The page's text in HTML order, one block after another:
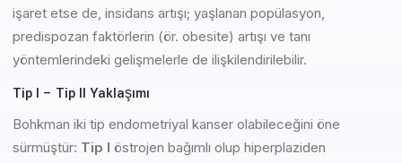
işaret etse de, insidans artışı; yaşlanan popülasyon,
predispozan faktörlerin (ör. obesite) artışı ve tanı
yöntemlerindeki gelişmelerle de ilişkilendirilebilir.
Tip I – Tip II Yaklaşımı
Bohkman iki tip endometriyal kanser olabileceğini öne
sürmüştür: Tip I östrojen bağımlı olup hiperplaziden